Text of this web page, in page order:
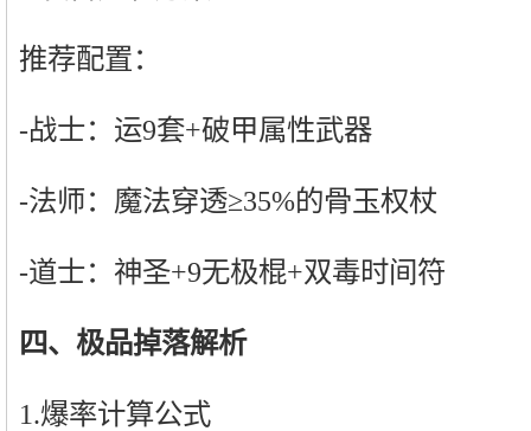
推荐配置：
-战士：运9套+破甲属性武器
-法师：魔法穿透≥35%的骨玉权杖
-道士：神圣+9无极棍+双毒时间符
四、极品掉落解析
1.爆率计算公式